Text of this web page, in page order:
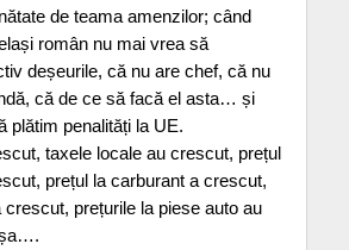
de teama amenzilor; când
român nu mai vrea să
deșeurile, că nu are chef, că nu
că de ce să facă el asta… și
plătim penalități la UE.
taxele locale au crescut, prețul
prețul la carburant a crescut,
prețurile la piese auto au